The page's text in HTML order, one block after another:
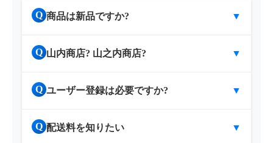
Q 商品は新品ですか? ▼
Q 山内商店? 山之内商店? ▼
Q ユーザー登録は必要ですか? ▼
Q 配送料を知りたい ▼